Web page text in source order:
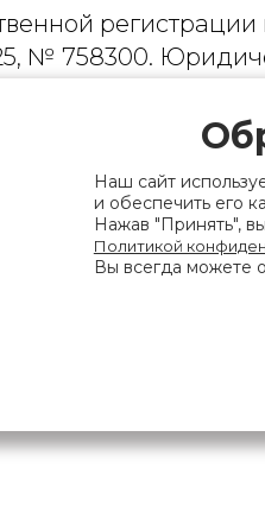
№ 758300.
д.79, пом. 9
на
магазина),
о нарушении
Номера
городского
Наш сайт
и обеспечить его
Нажав "Принять",
Политикой
Вы всегда можете